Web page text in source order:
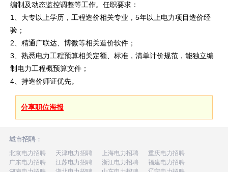
编制及动态监控调整等工作。任职要求：
1、大专以上学历，工程造价相关专业，5年以上电力项目造价经
验；
2、精通广联达、博微等相关造价软件；
3、熟悉电力工程预算相关定额、标准，清单计价规范，能独立编
制电力工程概预算文件；
4、持造价师证优先。
分享职位海报
城市招聘：
北京电力招聘 天津电力招聘 上海电力招聘
重庆电力招聘
广东电力招聘
江苏电力招聘 浙江电力招聘
福建电力招聘